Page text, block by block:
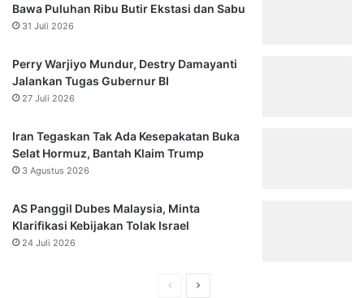
Bawa Puluhan Ribu Butir Ekstasi dan Sabu
31 Juli 2026
Perry Warjiyo Mundur, Destry Damayanti
Jalankan Tugas Gubernur BI
27 Juli 2026
Iran Tegaskan Tak Ada Kesepakatan Buka
Selat Hormuz, Bantah Klaim Trump
3 Agustus 2026
AS Panggil Dubes Malaysia, Minta
Klarifikasi Kebijakan Tolak Israel
24 Juli 2026
HalamanHalaman